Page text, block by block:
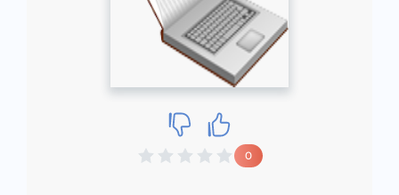
0